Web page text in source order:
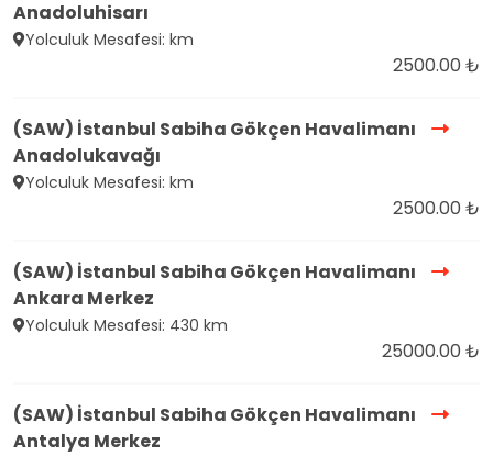
Anadoluhisarı
Yolculuk Mesafesi: km
2500.00 ₺
(SAW) İstanbul Sabiha Gökçen Havalimanı
Anadolukavağı
Yolculuk Mesafesi: km
2500.00 ₺
(SAW) İstanbul Sabiha Gökçen Havalimanı
Ankara Merkez
Yolculuk Mesafesi: 430 km
25000.00 ₺
(SAW) İstanbul Sabiha Gökçen Havalimanı
Antalya Merkez